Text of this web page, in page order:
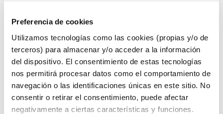
Preferencia de cookies
Utilizamos tecnologías como las cookies (propias y/o de
terceros) para almacenar y/o acceder a la información
del dispositivo. El consentimiento de estas tecnologías
nos permitirá procesar datos como el comportamiento de
navegación o las identificaciones únicas en este sitio. No
consentir o retirar el consentimiento, puede afectar
negativamente a ciertas características y funciones.
Click&Collect - Recogida gratis
en nuestras tiendas
Envío a domicilio:
5 días hábiles